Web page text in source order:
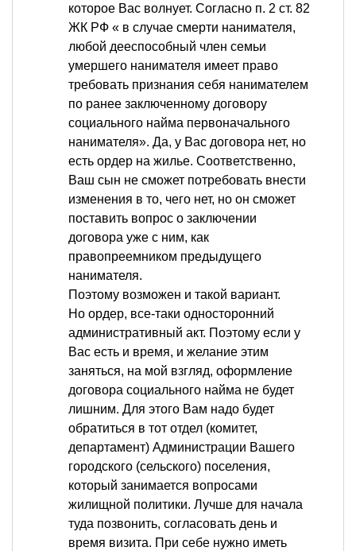
которое Вас волнует. Согласно п. 2 ст. 82
ЖК РФ « в случае смерти нанимателя,
любой дееспособный член семьи
умершего нанимателя имеет право
требовать признания себя нанимателем
по ранее заключенному договору
социального найма первоначального
нанимателя». Да, у Вас договора нет, но
есть ордер на жилье. Соответственно,
Ваш сын не сможет потребовать внести
изменения в то, чего нет, но он сможет
поставить вопрос о заключении
договора уже с ним, как
правопреемником предыдущего
нанимателя.
Поэтому возможен и такой вариант.
Но ордер, все-таки односторонний
административный акт. Поэтому если у
Вас есть и время, и желание этим
заняться, на мой взгляд, оформление
договора социального найма не будет
лишним. Для этого Вам надо будет
обратиться в тот отдел (комитет,
департамент) Администрации Вашего
городского (сельского) поселения,
который занимается вопросами
жилищной политики. Лучше для начала
туда позвонить, согласовать день и
время визита. При себе нужно иметь